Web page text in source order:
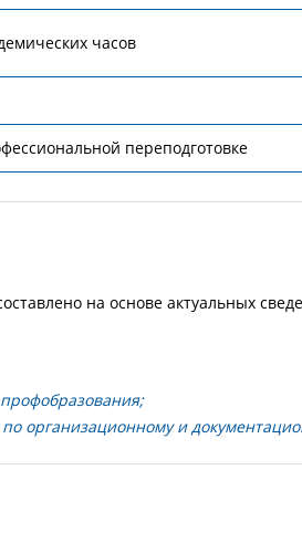
часов
переподготовке
на основе актуальных
организационному и